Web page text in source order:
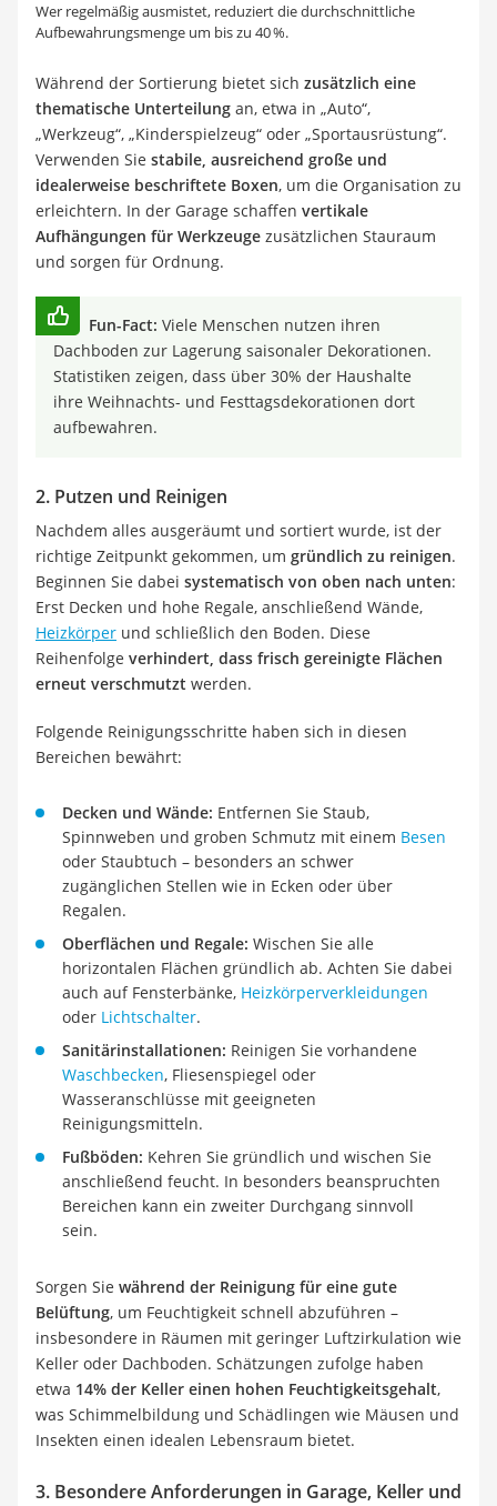
Wer regelmäßig ausmistet, reduziert die durchschnittliche
Aufbewahrungsmenge um bis zu 40 %.
Während der Sortierung bietet sich zusätzlich eine
thematische Unterteilung an, etwa in „Auto“,
„Werkzeug“, „Kinderspielzeug“ oder „Sportausrüstung“.
Verwenden Sie stabile, ausreichend große und
idealerweise beschriftete Boxen, um die Organisation zu
erleichtern. In der Garage schaffen vertikale
Aufhängungen für Werkzeuge zusätzlichen Stauraum
und sorgen für Ordnung.
Fun-Fact: Viele Menschen nutzen ihren
Dachboden zur Lagerung saisonaler Dekorationen.
Statistiken zeigen, dass über 30% der Haushalte
ihre Weihnachts- und Festtagsdekorationen dort
aufbewahren.
2. Putzen und Reinigen
Nachdem alles ausgeräumt und sortiert wurde, ist der
richtige Zeitpunkt gekommen, um gründlich zu reinigen.
Beginnen Sie dabei systematisch von oben nach unten:
Erst Decken und hohe Regale, anschließend Wände,
Heizkörper und schließlich den Boden. Diese
Reihenfolge verhindert, dass frisch gereinigte Flächen
erneut verschmutzt werden.
Folgende Reinigungsschritte haben sich in diesen
Bereichen bewährt:
Decken und Wände: Entfernen Sie Staub,
Spinnweben und groben Schmutz mit einem Besen
oder Staubtuch – besonders an schwer
zugänglichen Stellen wie in Ecken oder über
Regalen.
Oberflächen und Regale: Wischen Sie alle
horizontalen Flächen gründlich ab. Achten Sie dabei
auch auf Fensterbänke, Heizkörperverkleidungen
oder Lichtschalter.
Sanitärinstallationen: Reinigen Sie vorhandene
Waschbecken, Fliesenspiegel oder
Wasseranschlüsse mit geeigneten
Reinigungsmitteln.
Fußböden: Kehren Sie gründlich und wischen Sie
anschließend feucht. In besonders beanspruchten
Bereichen kann ein zweiter Durchgang sinnvoll
sein.
Sorgen Sie während der Reinigung für eine gute
Belüftung, um Feuchtigkeit schnell abzuführen –
insbesondere in Räumen mit geringer Luftzirkulation wie
Keller oder Dachboden. Schätzungen zufolge haben
etwa 14% der Keller einen hohen Feuchtigkeitsgehalt,
was Schimmelbildung und Schädlingen wie Mäusen und
Insekten einen idealen Lebensraum bietet.
3. Besondere Anforderungen in Garage, Keller und